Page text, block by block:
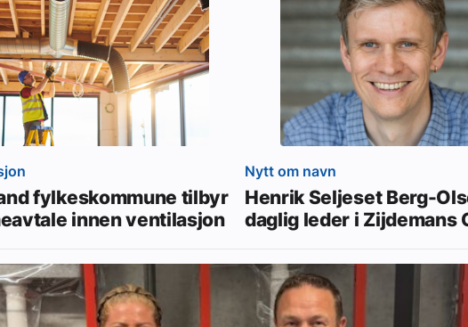
fylkeskommune tilbyr
innen ventilasjon
Nytt om navn
Henrik Seljeset Berg-
daglig leder i Zijdemans